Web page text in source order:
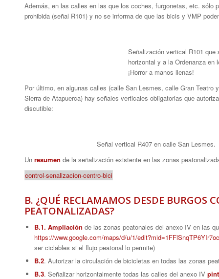
Además, en las calles en las que los coches, furgonetas, etc. sólo
prohibida (señal R101) y no se informa de que las bicis y VMP
Señalización vertical R101 que
horizontal y a la Ordenanza
¡Horror a manos llenas!
Por último, en algunas calles (calle San Lesmes, calle Gran
Sierra de Atapuerca) hay señales verticales obligatorias que
discutible:
Señal vertical R407 en calle San Lesmes.
Un resumen de la señalización existente en las zonas
control-senalizacion-centro-bici
B. ¿QUÉ RECLAMAMOS DESDE BURGOS
PEATONALIZADAS?
B.1. Ampliación de las zonas peatonales del anexo IV en las
https://www.google.com/maps/d/u/1/
ser ciclables si el flujo peatonal lo permite)
B.2. Autorizar la circulación de bicicletas en todas las zonas
B.3. Señalizar horizontalmente todas las calles del anexo IV